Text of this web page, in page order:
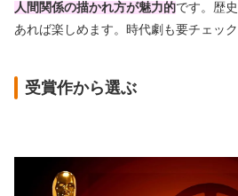
人間関係の描かれ方が魅力的です。歴
あれば楽しめます。時代劇も要チェック
受賞作から選ぶ